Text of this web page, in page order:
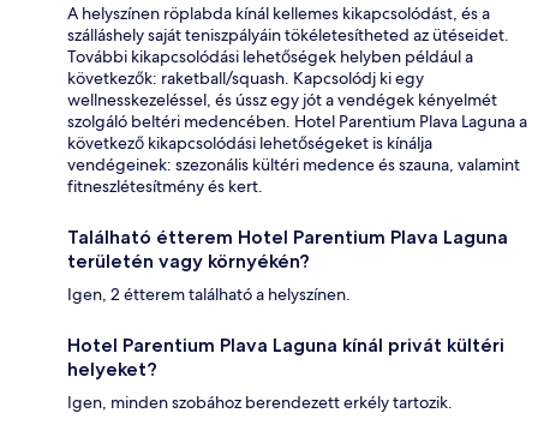
A helyszínen röplabda kínál kellemes kikapcsolódást, és a
szálláshely saját teniszpályáin tökéletesítheted az ütéseidet.
További kikapcsolódási lehetőségek helyben például a
következők: raketball/squash. Kapcsolódj ki egy
wellnesskezeléssel, és ússz egy jót a vendégek kényelmét
szolgáló beltéri medencében. Hotel Parentium Plava Laguna a
következő kikapcsolódási lehetőségeket is kínálja
vendégeinek: szezonális kültéri medence és szauna, valamint
fitneszlétesítmény és kert.
Található étterem Hotel Parentium Plava Laguna
területén vagy környékén?
Igen, 2 étterem található a helyszínen.
Hotel Parentium Plava Laguna kínál privát kültéri
helyeket?
Igen, minden szobához berendezett erkély tartozik.